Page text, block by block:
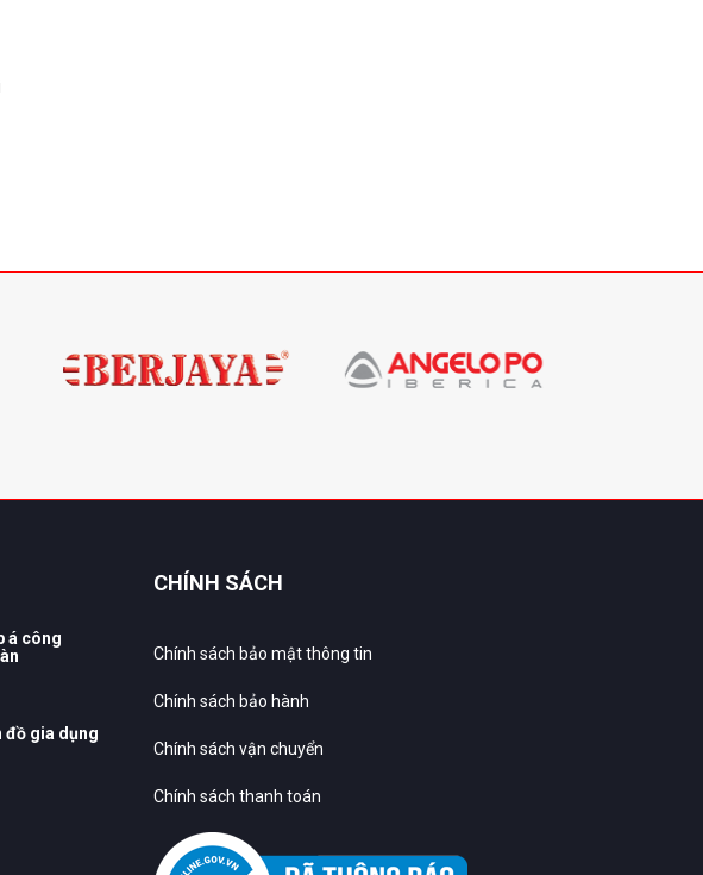
á công
đồ gia dụng
CHÍNH SÁCH
Chính sách bảo mật thông tin
Chính sách bảo hành
Chính sách vận chuyển
Chính sách thanh toán